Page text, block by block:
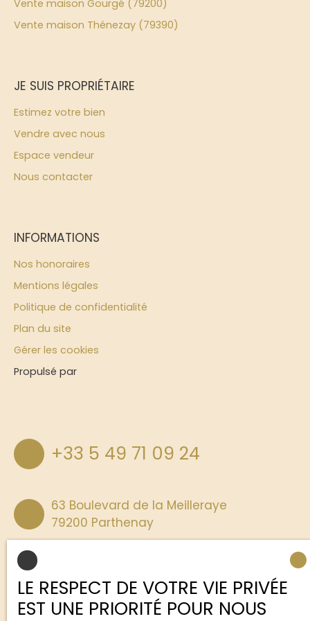
Vente maison Gourgé (79200)
Vente maison Thénezay (79390)
JE SUIS PROPRIÉTAIRE
Estimez votre bien
Vendre avec nous
Espace vendeur
Nous contacter
INFORMATIONS
Nos honoraires
Mentions légales
Politique de confidentialité
Plan du site
Gérer les cookies
Propulsé par
+33 5 49 71 09 24
63 Boulevard de la Meilleraye
79200 Parthenay
LE RESPECT DE VOTRE VIE PRIVÉE
EST UNE PRIORITÉ POUR NOUS